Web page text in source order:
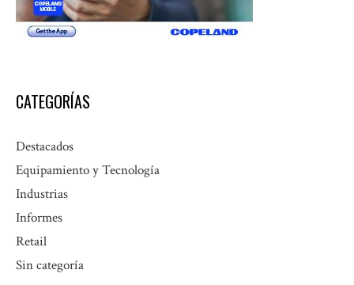
CATEGORÍAS
Destacados
Equipamiento y Tecnología
Industrias
Informes
Retail
Sin categoría